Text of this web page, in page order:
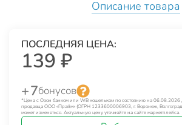
Описание товара
ПОСЛЕДНЯЯ ЦЕНА:
139 ₽
+ 7бонусов
*Цена с Озон банком или WB кошельком по состоянию на 06.08.2026
продавца ООО «Прайм» (ОГРН 1233600006903, г. Воронеж,
может изменяться. Актуальную цену уточняйте на сайте маркетплейса.